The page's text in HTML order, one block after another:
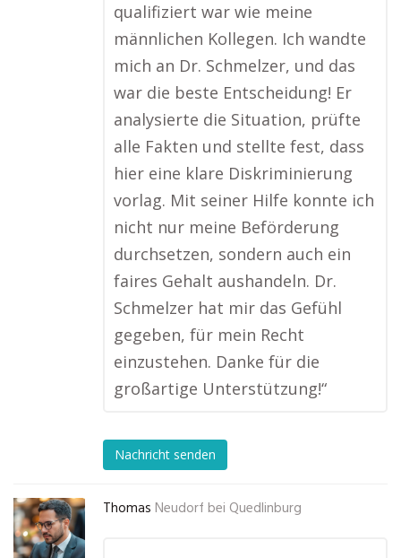
qualifiziert war wie meine
männlichen Kollegen. Ich wandte
mich an Dr. Schmelzer, und das
war die beste Entscheidung! Er
analysierte die Situation, prüfte
alle Fakten und stellte fest, dass
hier eine klare Diskriminierung
vorlag. Mit seiner Hilfe konnte ich
nicht nur meine Beförderung
durchsetzen, sondern auch ein
faires Gehalt aushandeln. Dr.
Schmelzer hat mir das Gefühl
gegeben, für mein Recht
einzustehen. Danke für die
großartige Unterstützung!“
Nachricht senden
Thomas Neudorf bei Quedlinburg